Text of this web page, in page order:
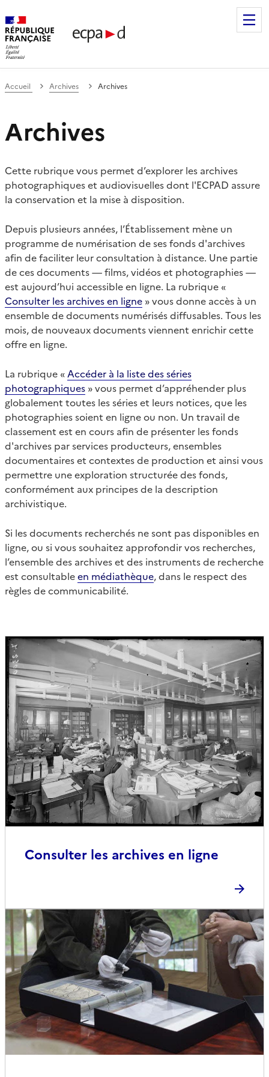
de communication et de production
Accueil Archives Archives
Archives
Cette rubrique vous permet d’explorer les archives
photographiques et audiovisuelles dont l'ECPAD assure
la conservation et la mise à disposition.
Depuis plusieurs années, l’Établissement mène un
programme de numérisation de ses fonds d'archives
afin de faciliter leur consultation à distance. Une partie
de ces documents — films, vidéos et photographies —
est aujourd’hui accessible en ligne. La rubrique «
Consulter les archives en ligne » vous donne accès à un
ensemble de documents numérisés diffusables. Tous les
mois, de nouveaux documents viennent enrichir cette
offre en ligne.
La rubrique « Accéder à la liste des séries
photographiques » vous permet d’appréhender plus
globalement toutes les séries et leurs notices, que les
photographies soient en ligne ou non. Un travail de
classement est en cours afin de présenter les fonds
d'archives par services producteurs, ensembles
documentaires et contextes de production et ainsi vous
permettre une exploration structurée des fonds,
conformément aux principes de la description
archivistique.
Si les documents recherchés ne sont pas disponibles en
ligne, ou si vous souhaitez approfondir vos recherches,
l’ensemble des archives et des instruments de recherche
est consultableen médiathèque, dans le respect des
règles de communicabilité.
Consulter les archives en ligne